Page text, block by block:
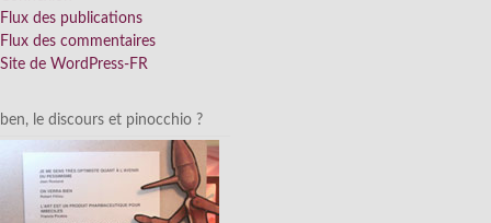
Flux des publications
Flux des commentaires
Site de WordPress-FR
ben, le discours et pinocchio ?